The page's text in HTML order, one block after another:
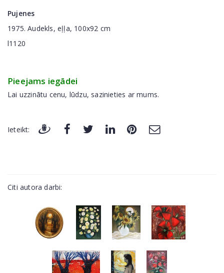
Pujenes
1975. Audekls, eļļa, 100x92 cm
l1120
Pieejams iegādei
Lai uzzinātu cenu, lūdzu, sazinieties ar mums.
Ieteikt:
Citi autora darbi: